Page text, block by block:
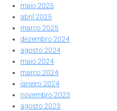
maio 2025
abril 2025
março 2025
dezembro 2024
agosto 2024
maio 2024
março 2024
janeiro 2024
novembro 2023
agosto 2023